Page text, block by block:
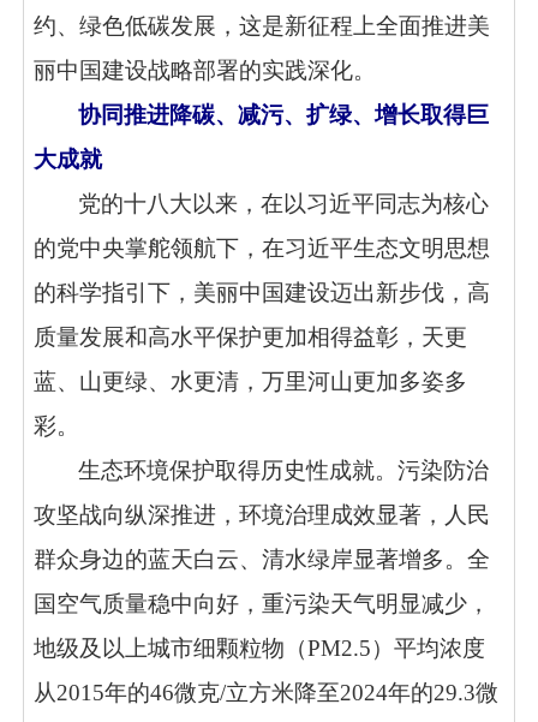
约、绿色低碳发展，这是新征程上全面推进美
丽中国建设战略部署的实践深化。
协同推进降碳、减污、扩绿、增长取得巨
大成就
党的十八大以来，在以习近平同志为核心
的党中央掌舵领航下，在习近平生态文明思想
的科学指引下，美丽中国建设迈出新步伐，高
质量发展和高水平保护更加相得益彰，天更
蓝、山更绿、水更清，万里河山更加多姿多
彩。
生态环境保护取得历史性成就。污染防治
攻坚战向纵深推进，环境治理成效显著，人民
群众身边的蓝天白云、清水绿岸显著增多。全
国空气质量稳中向好，重污染天气明显减少，
地级及以上城市细颗粒物（PM2.5）平均浓度
从2015年的46微克/立方米降至2024年的29.3微